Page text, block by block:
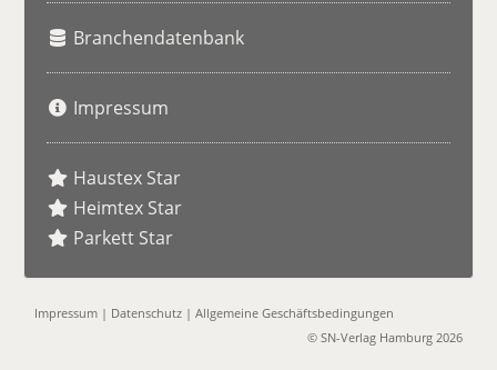
Branchendatenbank
Impressum
Haustex Star
Heimtex Star
Parkett Star
Impressum | Datenschutz |Allgemeine Geschäftsbedingungen
© SN-Verlag Hamburg 2026